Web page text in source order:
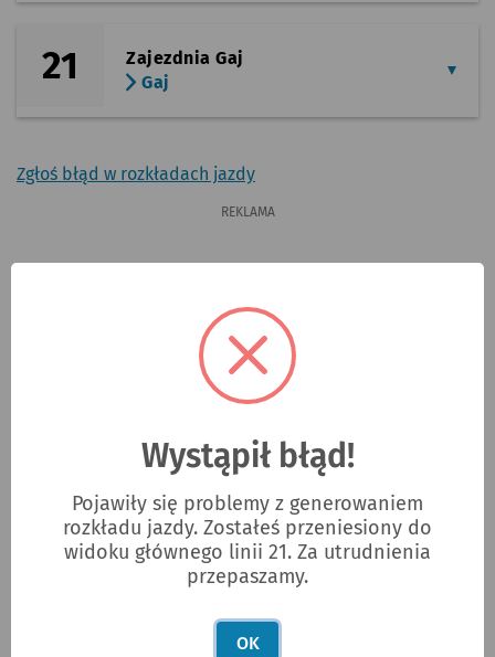
21
Zajezdnia Gaj
Gaj
Zgłoś błąd w rozkładach jazdy
REKLAMA
ad
POLECANE ARTYKUŁY
Wystąpił błąd!
Pojawiły się problemy z generowaniem
rozkładu jazdy. Zostałeś przeniesiony do
widoku głównego linii 21. Za utrudnienia
przepaszamy.
OK